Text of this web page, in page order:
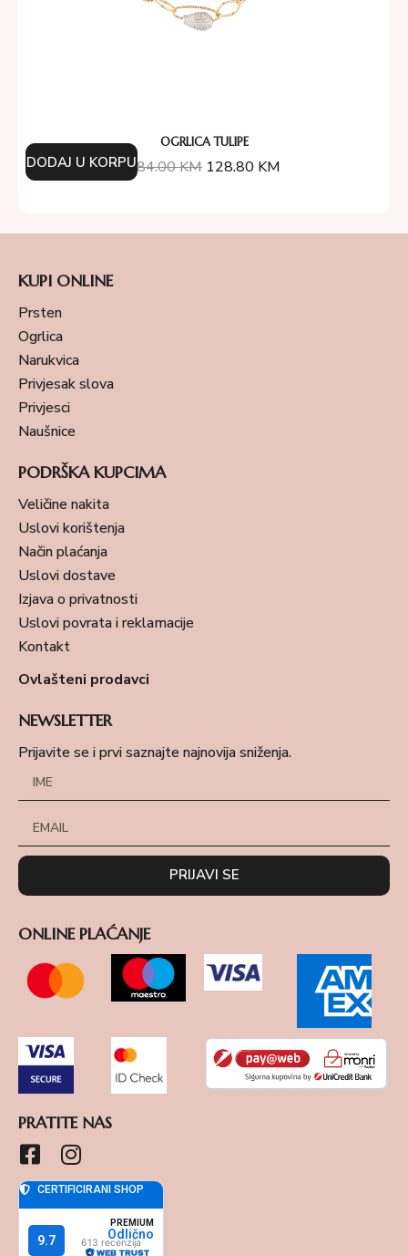
OGRLICA TULIPE
184.00KM 128.80 KM
DODAJ U KORPU
KUPI ONLINE
Prsten
Ogrlica
Narukvica
Privjesak slova
Privjesci
Naušnice
PODRŠKA KUPCIMA
Veličine nakita
Uslovi korištenja
Način plaćanja
Uslovi dostave
Izjava o privatnosti
Uslovi povrata i reklamacije
Kontakt
Ovlašteni prodavci
NEWSLETTER
Prijavite se i prvi saznajte najnovija sniženja.
PRIJAVI SE
ONLINE PLAĆANJE
PRATITE NAS